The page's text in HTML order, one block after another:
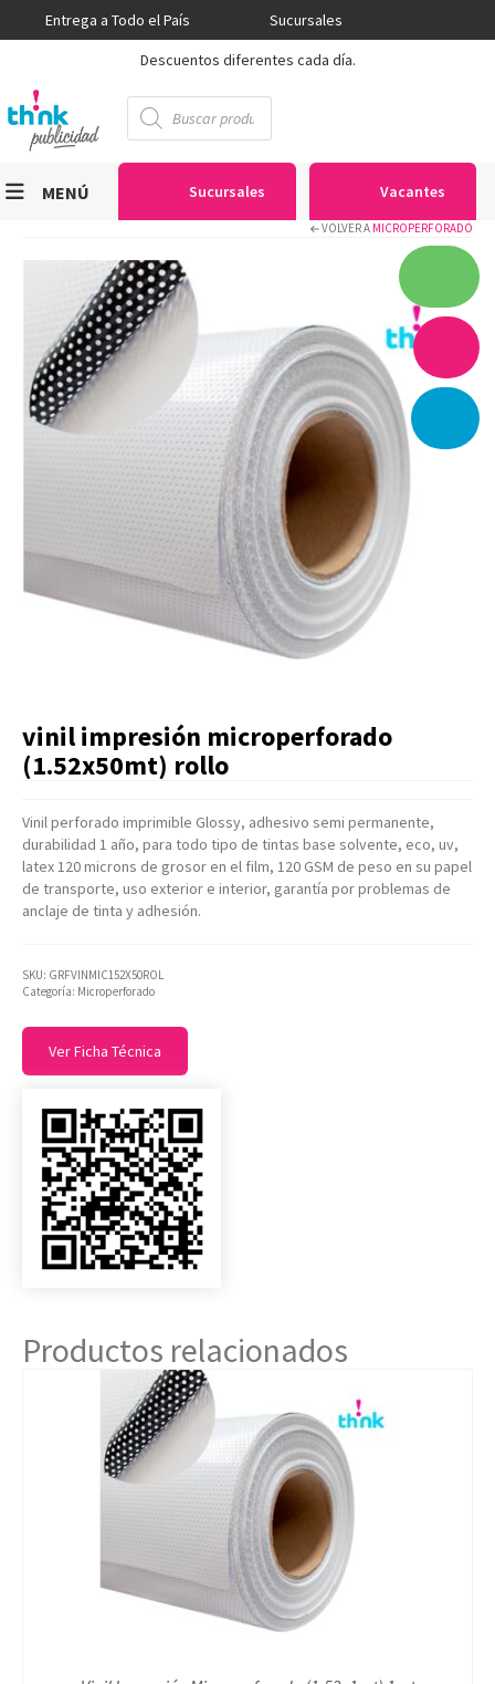
Entrega a Todo el País
Sucursales
Descuentos diferentes cada día.
Búsqueda
de
productos
Sucursales Vacantes
MENÚ
Serigrafía
Gran Formato
Textiles
Equipos
Seguridad
Artículos Varios
Catálogos
Facturación
Listas de Precios
VOLVER A MICROPERFORADO
vinil impresión microperforado
(1.52x50mt) rollo
Vinil perforado imprimible Glossy, adhesivo semi permanente,
durabilidad 1 año, para todo tipo de tintas base solvente, eco, uv,
latex 120 microns de grosor en el film, 120 GSM de peso en su papel
de transporte, uso exterior e interior, garantía por problemas de
anclaje de tinta y adhesión.
SKU: GRFVINMIC152X50ROL
Categoría: Microperforado
Ver Ficha Técnica
Productos relacionados